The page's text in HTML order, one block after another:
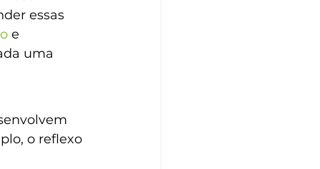
essas
e
uma
o reflexo